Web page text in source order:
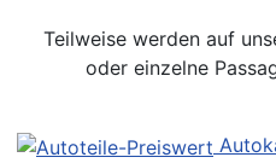
Teilweise werden auf
oder einzelne